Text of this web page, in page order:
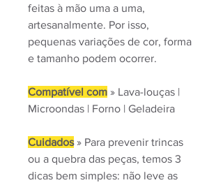
feitas à mão uma a uma,
artesanalmente. Por isso,
pequenas variações de cor, forma
e tamanho podem ocorrer.
Compatível com » Lava-louças |
Microondas | Forno | Geladeira
Cuidados» Para prevenir trincas
ou a quebra das peças, temos 3
dicas bem simples: não leve as